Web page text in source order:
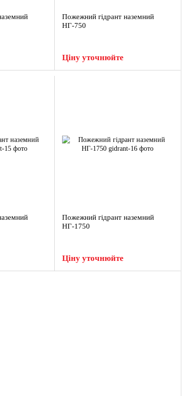
Пожежний гідрант наземний
НГ-750
Ціну уточнюйте
Пожежний гідрант наземний
НГ-1750
Ціну уточнюйте